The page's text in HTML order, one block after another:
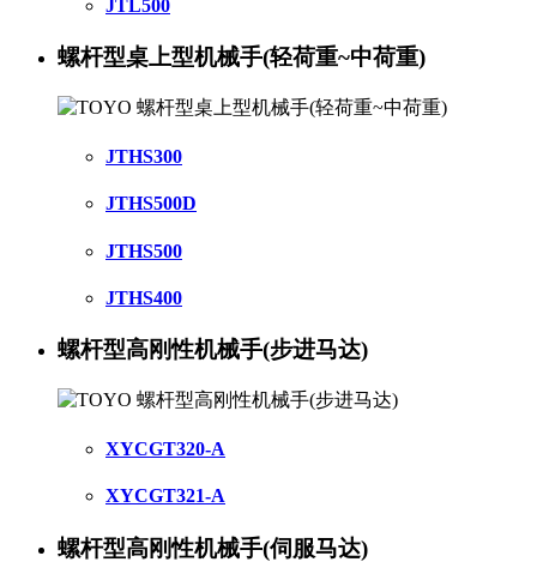
JTL500
螺杆型桌上型机械手(轻荷重~中荷重)
JTHS300
JTHS500D
JTHS500
JTHS400
螺杆型高刚性机械手(步进马达)
XYCGT320-A
XYCGT321-A
螺杆型高刚性机械手(伺服马达)